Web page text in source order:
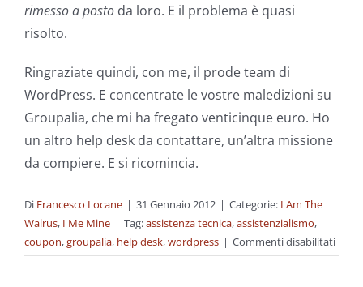
rimesso a posto da loro. E il problema è quasi
risolto.
Ringraziate quindi, con me, il prode team di
WordPress. E concentrate le vostre maledizioni su
Groupalia, che mi ha fregato venticinque euro. Ho
un altro help desk da contattare, un’altra missione
da compiere. E si ricomincia.
Di Francesco Locane | 31 Gennaio 2012 | Categorie: I Am The
Walrus, I Me Mine | Tag:assistenza tecnica,assistenzialismo,
coupon,groupalia, help desk,wordpress | Commenti disabilitatisu